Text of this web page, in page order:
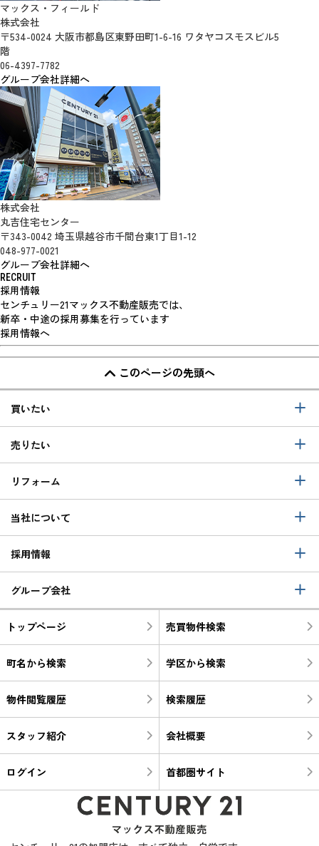
マックス・フィールド
株式会社
〒534-0024 大阪市都島区東野田町1-6-16 ワタヤコスモスビル5
階
06-4397-7782
グループ会社詳細へ
株式会社
丸吉住宅センター
〒343-0042 埼玉県越谷市千間台東1丁目1-12
048-977-0021
グループ会社詳細へ
RECRUIT
採用情報
センチュリー21マックス不動産販売では、
新卒・中途の採用募集を行っています
採用情報へ
このページの先頭へ
買いたい
売りたい
リフォーム
当社について
採用情報
グループ会社
トップページ 売買物件検索
町名から検索 学区から検索
物件閲覧履歴 検索履歴
スタッフ紹介 会社概要
ログイン 首都圏サイト